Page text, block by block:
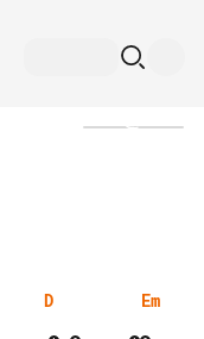
D Em